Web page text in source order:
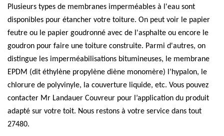
Plusieurs types de membranes imperméables à l'eau sont
disponibles pour étancher votre toiture. On peut voir le papier
feutre ou le papier goudronné avec de l'asphalte ou encore le
goudron pour faire une toiture construite. Parmi d'autres, on
distingue les imperméabilisations bitumineuses, le membrane
EPDM (dit éthylène propylène diène monomère) l’hypalon, le
chlorure de polyvinyle, la couverture liquide, etc. Vous pouvez
contacter Mr Landauer Couvreur pour l’application du produit
adapté sur votre toit. Nous restons à votre service dans tout
27480.